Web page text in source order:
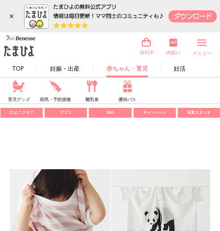
×
TOP 妊娠・出産 赤ちゃん・育児 妊活
SHOP 内祝い メニュー
育児グッズ 病気・予防接種 離乳食 優待パス
ひよこクラブ アプリ SNS キャンペーン 写真スタジオ